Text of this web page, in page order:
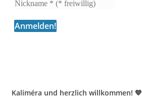
Kaliméra und herzlich willkommen! 💙